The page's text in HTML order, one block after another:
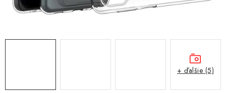
EXKLUZÍVNE ZNAČKY
+ ďalšie (5)